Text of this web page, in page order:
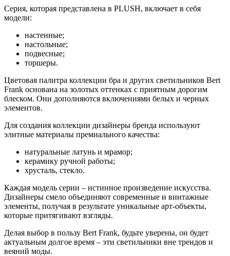
Серия, которая представлена в PLUSH, включает в себя
модели:
настенные;
настольные;
подвесные;
торшеры.
Цветовая палитра коллекции бра и других светильников Bert
Frank основана на золотых оттенках с приятным дорогим
блеском. Они дополняются включениями белых и черных
элементов.
Для создания коллекции дизайнеры бренда используют
элитные материалы премиального качества:
натуральные латунь и мрамор;
керамику ручной работы;
хрусталь, стекло.
Каждая модель серии – истинное произведение искусства.
Дизайнеры смело объединяют современные и винтажные
элементы, получая в результате уникальные арт-объекты,
которые притягивают взгляды.
Делая выбор в пользу Bert Frank, будьте уверены, он будет
актуальным долгое время – эти светильники вне трендов и
веяний моды.